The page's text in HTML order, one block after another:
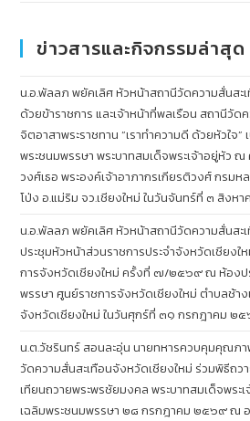
ข่าวสารและกิจกรรมล่าสุด
น.อ.พัลลภ พยัคเลิศ หัวหน้าสถานีวัดความสั่นสะ
ด้วยข้าราชการ และเจ้าหน้าที่พลเรือน สถานีวั
จิตอาสาพระราชทาน “เราทำความดี ด้วยหัวใจ”
พระชนมพรรษา พระบาทสมเด็จพระเจ้าอยู่หัว ณ
วงศ์เธอ พระองค์เจ้าอาภากรเกียรติวงศ์ กรม
โป่ง อ.แม่ริม จว.เชียงใหม่ ในวันจันทร์ที่ ๓ สิงห
น.อ.พัลลภ พยัคเลิศ หัวหน้าสถานีวัดความสั่นสะ
ประชุมหัวหน้าส่วนราชการประจำจังหวัดเชียงใ
การจังหวัดเชียงใหม่ ครั้งที่ ๗/๒๕๖๙ ณ ห้องป
พรรษา ศูนย์ราชการจังหวัดเชียงใหม่ ตำบลช้าง
จังหวัดเชียงใหม่ ในวันศุกร์ที่ ๓๑ กรกฎาคม ๒
น.ต.วัชรินทร์ สอนละอุ่น นายทหารควบคุมคุณภ
วัดความสั่นสะเทือนจังหวัดเชียงใหม่ ร่วมพิธีถว
เทียนถวายพระพรชัยมงคล พระบาทสมเด็จพระเ
เฉลิมพระชนมพรรษา ๒๘ กรกฎาคม ๒๕๖๙ ณ